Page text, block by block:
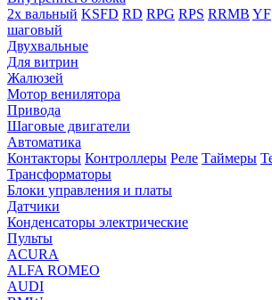
2х вальный KSFD RD RPG RPS RRMB YF
шаговый
Двухвальные
Для витрин
Жалюзей
Мотор венилятора
Привода
Шаговые двигатели
Автоматика
Контакторы Контроллеры Реле Таймеры
Трансформаторы
Блоки управления и платы
Датчики
Конденсаторы электрические
Пульты
ACURA
ALFA ROMEO
AUDI